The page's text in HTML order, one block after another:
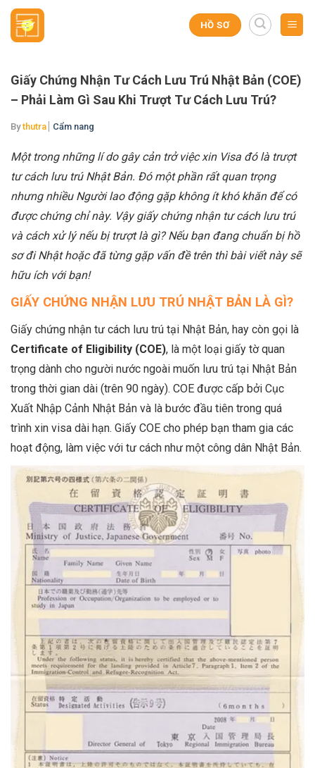
Skip
content
HỒ SƠ
Giấy Chứng Nhận Tư Cách Lưu Trú Nhật Bản (COE)
– Phải Làm Gì Sau Khi Trượt Tư Cách Lưu Trú?
Bythutra Cẩm nang
Một trong những lí do gây cản trở việc xin Visa đó là trượt
tư cách lưu trú Nhật Bản. Đó một phần rất quan trọng
nhưng nhiều Người lao động gặp không ít khó khăn để có
được chứng chỉ này. Vậy giấy chứng nhận tư cách lưu trú
và cách xử lý nếu bị trượt là gì? Nếu bạn đang chuẩn bị hồ
sơ đi Nhật hoặc đã từng gặp vấn đề trên thì bài viết này sẽ
hữu ích với bạn!
GIẤY CHỨNG NHẬN LƯU TRÚ NHẬT BẢN LÀ GÌ?
Giấy chứng nhận tư cách lưu trú tại Nhật Bản, hay còn gọi là
Certificate of Eligibility (COE), là một loại giấy tờ quan
trọng dành cho người nước ngoài muốn lưu trú tại Nhật Bản
trong thời gian dài (trên 90 ngày). COE được cấp bởi Cục
Xuất Nhập Cảnh Nhật Bản và là bước đầu tiên trong quá
trình xin visa dài hạn. Giấy COE cho phép bạn tham gia các
hoạt động, làm việc với tư cách như một công dân Nhật Bản.